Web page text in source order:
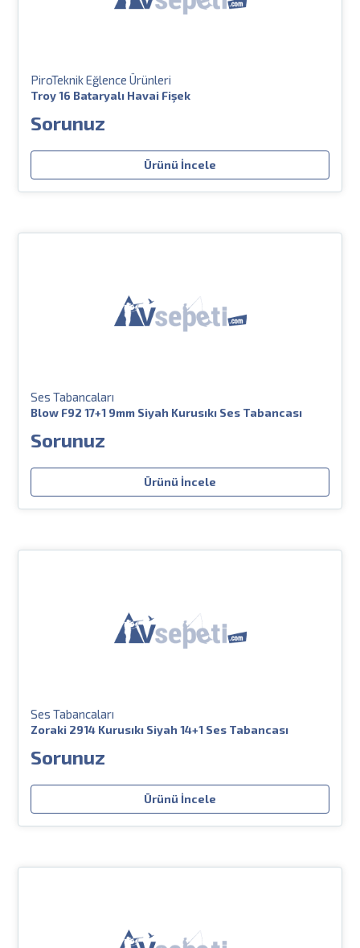
PiroTeknik Eğlence Ürünleri
Troy 16 Bataryalı Havai Fişek
Sorunuz
Ürünü İncele
Ses Tabancaları
Blow F92 17+1 9mm Siyah Kurusıkı Ses Tabancası
Sorunuz
Ürünü İncele
Ses Tabancaları
Zoraki 2914 Kurusıkı Siyah 14+1 Ses Tabancası
Sorunuz
Ürünü İncele